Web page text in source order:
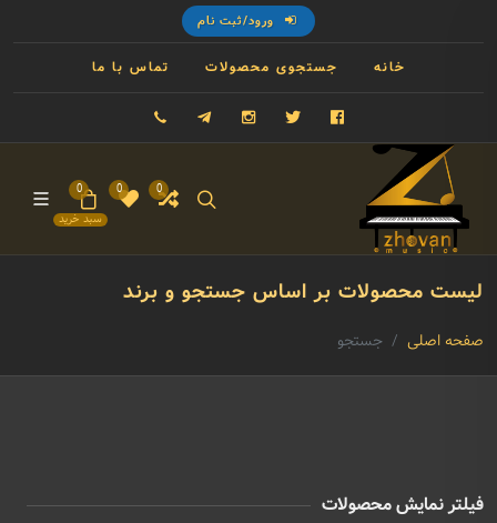
ورود/ثبت نام
خانه جستجوی محصولات تماس با ما
فیسبوک توییتر اینستاگرام تلگرام
0
0
سبد خرید
0
لیست محصولات بر اساس جستجو و برند
صفحه اصلی جستجو
فیلتر نمایش محصولات